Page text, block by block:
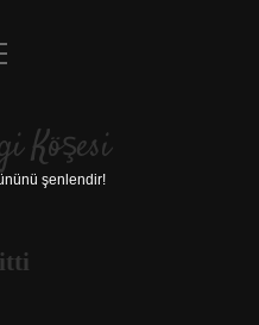
Köşesi
şenlendir!